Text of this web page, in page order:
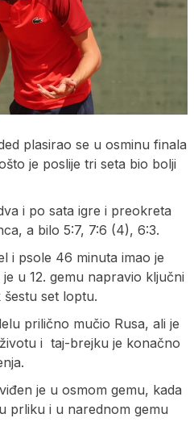
plasirao se u osminu finala
je poslije tri seta bio bolji
i po sata igre i preokreta
a bilo 5:7, 7:6 (4), 6:3.
i psole 46 minuta imao je
u 12. gemu napravio ključni
set loptu.
prilično mučio Rusa, ali je
i taj-brejku je konačno
je u osmom gemu, kada
prliku i u narednom gemu